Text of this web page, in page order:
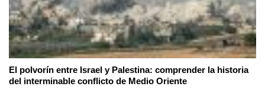
El polvorín entre Israel y Palestina: comprender la historia
del interminable conflicto de Medio Oriente